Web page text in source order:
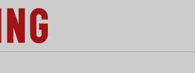
os negócios do Marketing e da Publicidade